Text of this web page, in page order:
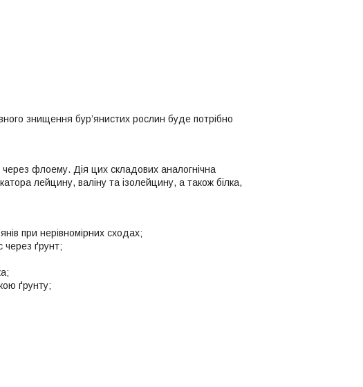
знищення бур’янистих рослин буде потрібно
флоему. Дія цих складових аналогнічна
лейцину, валіну та ізолейцину, а також білка,
при нерівномірних сходах;
через ґрунт;
ґрунту;